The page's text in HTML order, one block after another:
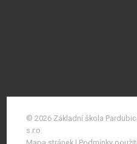
© 2026 Základní škola
s.r.o.